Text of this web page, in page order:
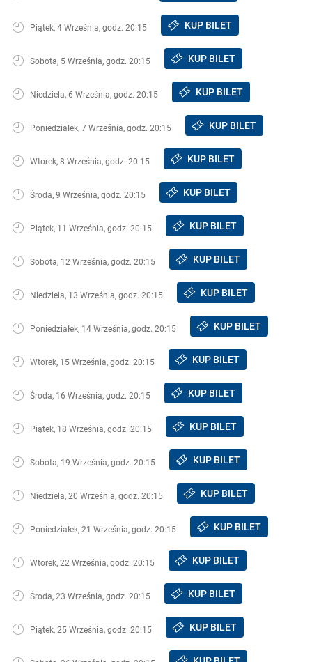
Piątek, 4 Września, godz. 20:15 KUP BILET
Sobota, 5 Września, godz. 20:15 KUP BILET
Niedziela, 6 Września, godz. 20:15 KUP BILET
Poniedziałek, 7 Września, godz. 20:15 KUP BILET
Wtorek, 8 Września, godz. 20:15 KUP BILET
Środa, 9 Września, godz. 20:15 KUP BILET
Piątek, 11 Września, godz. 20:15 KUP BILET
Sobota, 12 Września, godz. 20:15 KUP BILET
Niedziela, 13 Września, godz. 20:15 KUP BILET
Poniedziałek, 14 Września, godz. 20:15 KUP BILET
Wtorek, 15 Września, godz. 20:15 KUP BILET
Środa, 16 Września, godz. 20:15 KUP BILET
Piątek, 18 Września, godz. 20:15 KUP BILET
Sobota, 19 Września, godz. 20:15 KUP BILET
Niedziela, 20 Września, godz. 20:15 KUP BILET
Poniedziałek, 21 Września, godz. 20:15 KUP BILET
Wtorek, 22 Września, godz. 20:15 KUP BILET
Środa, 23 Września, godz. 20:15 KUP BILET
Piątek, 25 Września, godz. 20:15 KUP BILET